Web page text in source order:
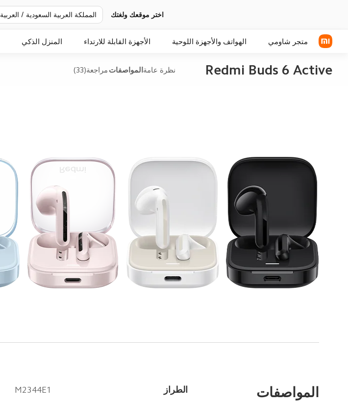
اختر موقعك ولغتك المملكة العربية السعودية / العربية
متجر شاومي الهواتف والأجهزة اللوحية الأجهزة القابلة للارتداء المنزل الذكي
Redmi Buds 6 Active نظرة عامة المواصفات مراجعة(33)
المواصفات الطراز M2344E1